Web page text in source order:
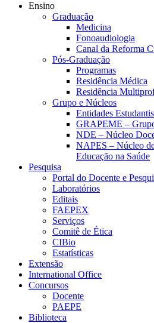
Ensino
Graduação
Medicina
Fonoaudiologia
Canal da Reforma
Pós-Graduação
Programas
Residência Médica
Residência
Grupo e Núcleos
Entidades Estudantis
GRAPEME –
NDE – Núcleo
NAPES – Núcleo
Educação na Saúde
Pesquisa
Portal do Docente e
Laboratórios
Editais
FAEPEX
Serviços
Comitê de Ética
CIBio
Estatísticas
Extensão
International Office
Concursos
Docente
PAEPE
Biblioteca